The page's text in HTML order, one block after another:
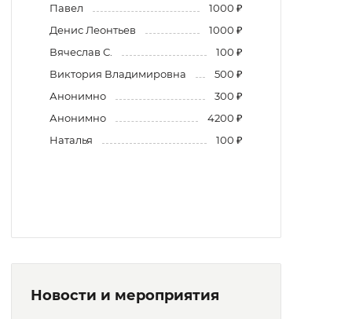
Павел
1000 ₽
Денис Леонтьев
1000 ₽
Вячеслав С.
100 ₽
Виктория Владимировна
500 ₽
Анонимно
300 ₽
Анонимно
4200 ₽
Наталья
100 ₽
Новости и мероприятия